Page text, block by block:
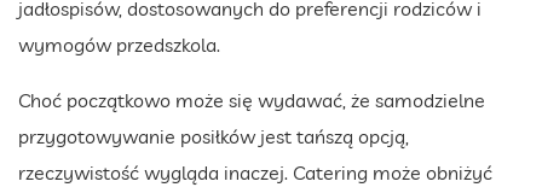
jadłospisów, dostosowanych do preferencji rodziców i
wymogów przedszkola.
Choć początkowo może się wydawać, że samodzielne
przygotowywanie posiłków jest tańszą opcją,
rzeczywistość wygląda inaczej. Catering może obniżyć